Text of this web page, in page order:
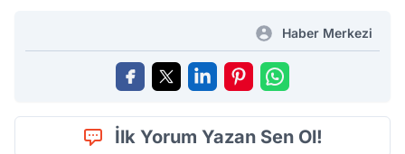
Haber Merkezi
İlk Yorum Yazan Sen Ol!